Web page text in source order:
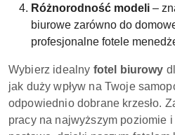
Różnorodność modeli –
biurowe zarówno do
profesjonalne fotele
Wybierz idealny fotel biurowy
jak duży wpływ na Twoje
odpowiednio dobrane krzesło.
pracy na najwyższym poziomie